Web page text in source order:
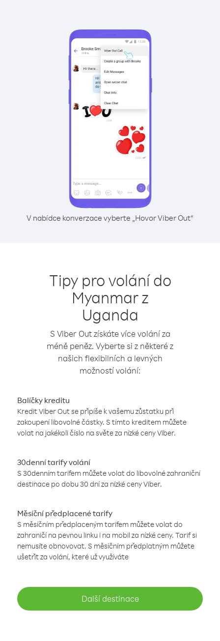
V nabídce konverzace vyberte „Hovor Viber Out“
Tipy pro volání do
Myanmar z
Uganda
S Viber Out získáte více volání za
méně peněz. Vyberte si z některé z
našich flexibilních a levných
možností volání:
Balíčky kreditu
Kredit Viber Out se připíše k vašemu zůstatku při
zakoupení libovolné částky. S tímto kreditem můžete
volat na jakékoli číslo na světe za nízké ceny Viber.
30denní tarify volání
S 30denním tarifem můžete volat do libovolné zahraniční
destinace po dobu 30 dní za nízké ceny Viber.
Měsíční předplacené tarify
S měsíčním předplaceným tarifem můžete volat do
zahraničí na pevnou linku i na mobil za nízké ceny. Tarif si
nemusíte obnovovat. S měsíčním předplatným můžete
ušetřit za volání, které už využíváte
Další destinace